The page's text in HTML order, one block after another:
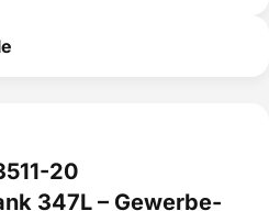
20
347L – Gewerbe-